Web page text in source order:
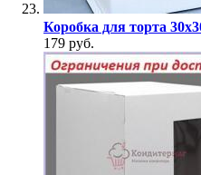
Коробка для торта
179 руб.